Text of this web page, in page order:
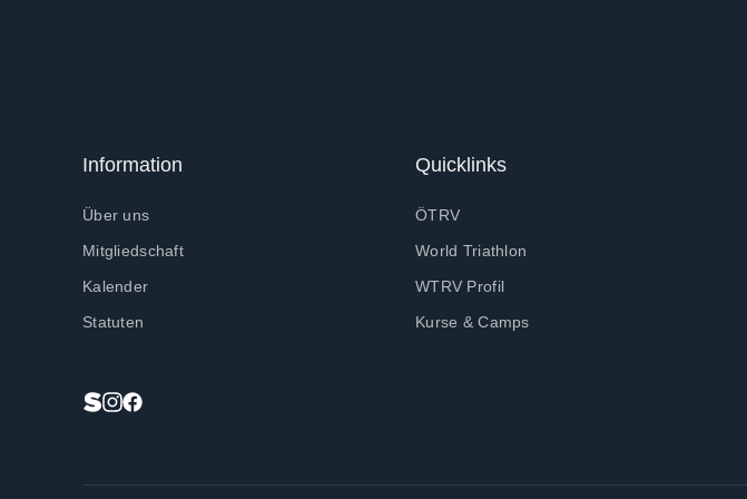
Information
Über uns
Mitgliedschaft
Kalender
Statuten
Quicklinks
ÖTRV
World Triathlon
WTRV Profil
Kurse & Camps